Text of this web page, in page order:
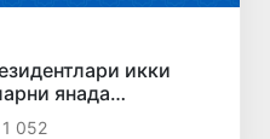
икки
янада
муҳокама
1 052